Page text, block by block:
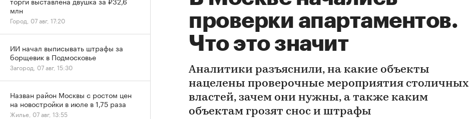
проверки апартаментов.
Что это значит
Аналитики разъяснили, на какие объекты
нацелены проверочные мероприятия столичных
властей, зачем они нужны, а также каким
объектам грозят снос и штрафы
млн
Город, 07 авг, 17:20
ИИ начал выписывать штрафы за
борщевик в Подмосковье
Загород, 07 авг, 15:30
Назван район Москвы с ростом цен
на новостройки в июле в 1,75 раза
Жилье, 07 авг, 13:55